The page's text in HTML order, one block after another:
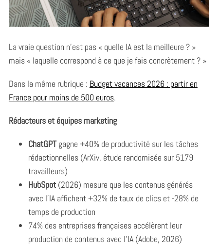
La vraie question n’est pas « quelle IA est la meilleure ? »
mais « laquelle correspond à ce que je fais concrètement ? »
Dans la même rubrique : Budget vacances 2026 : partir en
France pour moins de 500 euros.
Rédacteurs et équipes marketing
ChatGPTgagne +40% de productivité sur les tâches
rédactionnelles (ArXiv, étude randomisée sur 5179
travailleurs)
HubSpot(2026) mesure que les contenus générés
avec l’IA affichent +32% de taux de clics et -28% de
temps de production
74% des entreprises françaises accélèrent leur
production de contenus avec l’IA (Adobe, 2026)